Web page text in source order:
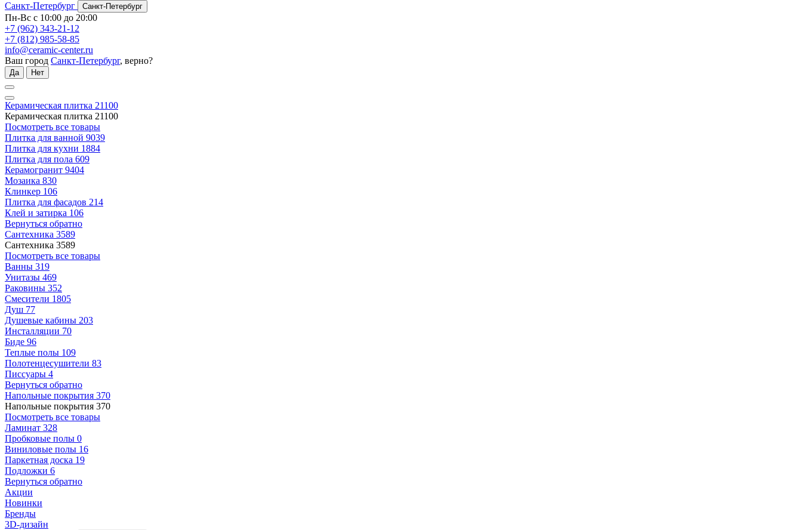
Санкт-Петербург
Санкт-Петербург
Пн-Вс с 10:00 до 20:00
+7 (962) 343-21-12
+7 (812) 985-58-85
info@ceramic-center.ru
Ваш город Санкт-Петербург, верно?
Да Нет
Керамическая плитка 21100
Керамическая плитка 21100
Посмотреть все товары
Плитка для ванной 9039
Плитка для кухни 1884
Плитка для пола 609
Керамогранит 9404
Мозаика 830
Клинкер 106
Плитка для фасадов 214
Клей и затирка 106
Вернуться обратно
Сантехника 3589
Сантехника 3589
Посмотреть все товары
Ванны 319
Унитазы 469
Раковины 352
Смесители 1805
Душ 77
Душевые кабины 203
Инсталляции 70
Биде 96
Теплые полы 109
Полотенцесушители 83
Писсуары 4
Вернуться обратно
Напольные покрытия 370
Напольные покрытия 370
Посмотреть все товары
Ламинат 328
Пробковые полы 0
Виниловые полы 16
Паркетная доска 19
Подложки 6
Вернуться обратно
Акции
Новинки
Бренды
3D-дизайн